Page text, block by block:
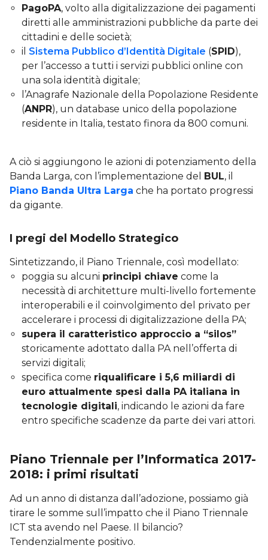
PagoPA, volto alla digitalizzazione dei pagamenti
diretti alle amministrazioni pubbliche da parte dei
cittadini e delle società;
il Sistema Pubblico d’Identità Digitale (SPID),
per l’accesso a tutti i servizi pubblici online con
una sola identità digitale;
l’Anagrafe Nazionale della Popolazione Residente
(ANPR), un database unico della popolazione
residente in Italia, testato finora da 800 comuni.
A ciò si aggiungono le azioni di potenziamento della
Banda Larga, con l’implementazione del BUL, il
Piano Banda Ultra Larga che ha portato progressi
da gigante.
I pregi del Modello Strategico
Sintetizzando, il Piano Triennale, così modellato:
poggia su alcuni principi chiave come la
necessità di architetture multi-livello fortemente
interoperabili e il coinvolgimento del privato per
accelerare i processi di digitalizzazione della PA;
supera il caratteristico approccio a “silos”
storicamente adottato dalla PA nell’offerta di
servizi digitali;
specifica come riqualificare i 5,6 miliardi di
euro attualmente spesi dalla PA italiana in
tecnologie digitali, indicando le azioni da fare
entro specifiche scadenze da parte dei vari attori.
Piano Triennale per l’Informatica 2017-
2018: i primi risultati
Ad un anno di distanza dall’adozione, possiamo già
tirare le somme sull’impatto che il Piano Triennale
ICT sta avendo nel Paese. Il bilancio?
Tendenzialmente positivo.